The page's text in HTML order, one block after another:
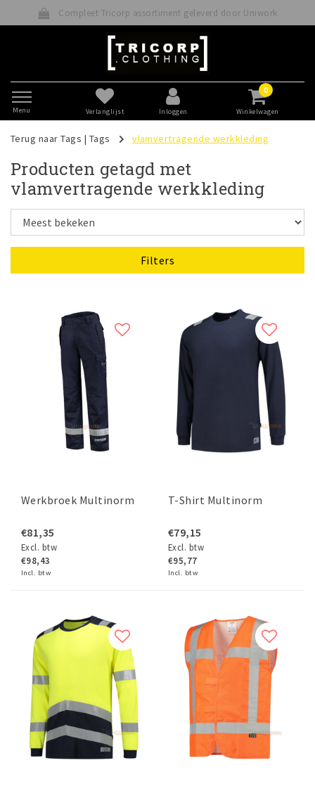
Tricorp assortiment geleverd door Uniwork
Menu Verlanglijst Inloggen
0
Winkelwagen
Terug naar Tags | Tags vlamvertragende werkkleding
Producten getagd met
vlamvertragende werkkleding
Filters
Werkbroek Multinorm
€81,35
Excl. btw
€98,43
Incl. btw
T-Shirt Multinorm
€79,15
Excl. btw
€95,77
Incl. btw